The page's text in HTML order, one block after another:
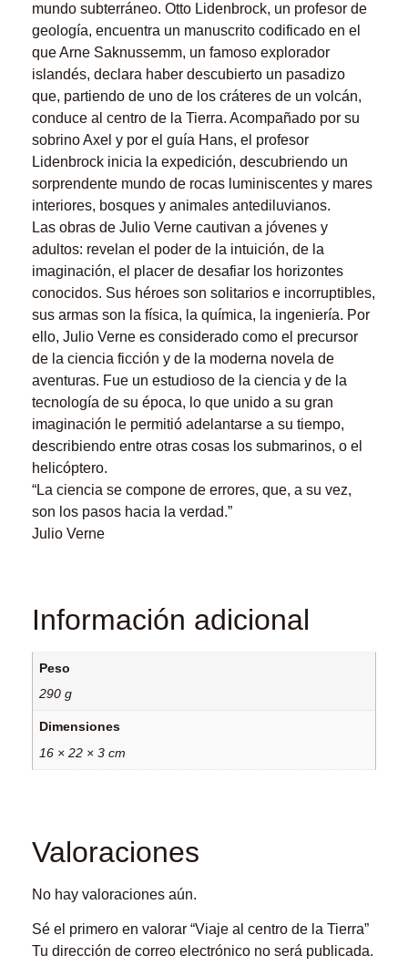
mundo subterráneo. Otto Lidenbrock, un profesor de
geología, encuentra un manuscrito codificado en el
que Arne Saknussemm, un famoso explorador
islandés, declara haber descubierto un pasadizo
que, partiendo de uno de los cráteres de un volcán,
conduce al centro de la Tierra. Acompañado por su
sobrino Axel y por el guía Hans, el profesor
Lidenbrock inicia la expedición, descubriendo un
sorprendente mundo de rocas luminiscentes y mares
interiores, bosques y animales antediluvianos.
Las obras de Julio Verne cautivan a jóvenes y
adultos: revelan el poder de la intuición, de la
imaginación, el placer de desafiar los horizontes
conocidos. Sus héroes son solitarios e incorruptibles,
sus armas son la física, la química, la ingeniería. Por
ello, Julio Verne es considerado como el precursor
de la ciencia ficción y de la moderna novela de
aventuras. Fue un estudioso de la ciencia y de la
tecnología de su época, lo que unido a su gran
imaginación le permitió adelantarse a su tiempo,
describiendo entre otras cosas los submarinos, o el
helicóptero.
“La ciencia se compone de errores, que, a su vez,
son los pasos hacia la verdad.”
Julio Verne
Información adicional
Peso
290 g
Dimensiones
16 × 22 × 3 cm
Valoraciones
No hay valoraciones aún.
Sé el primero en valorar “Viaje al centro de la Tierra”
Tu dirección de correo electrónico no será publicada.